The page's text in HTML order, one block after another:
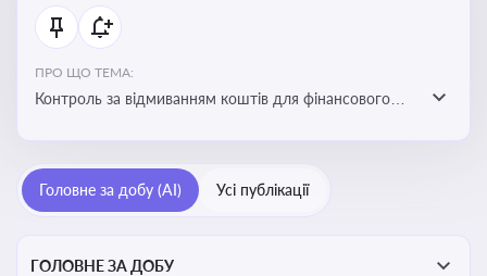
ПРО ЩО ТЕМА:
Контроль за відмиванням коштів для фінансового
сплати податків. Вбудовування AML у договори та
Головне за добу (AI) Усі публікації
ГОЛОВНЕ ЗА ДОБУ